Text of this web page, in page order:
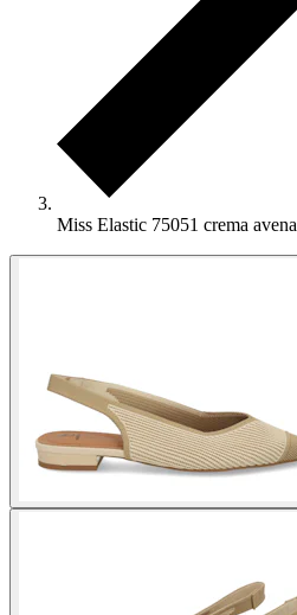
Miss Elastic 75051 crema avena